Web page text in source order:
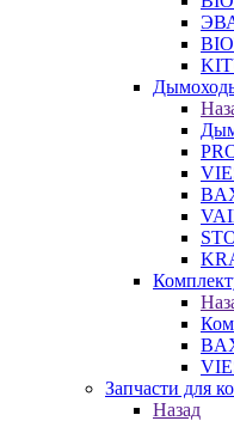
Запчасти для
Назад